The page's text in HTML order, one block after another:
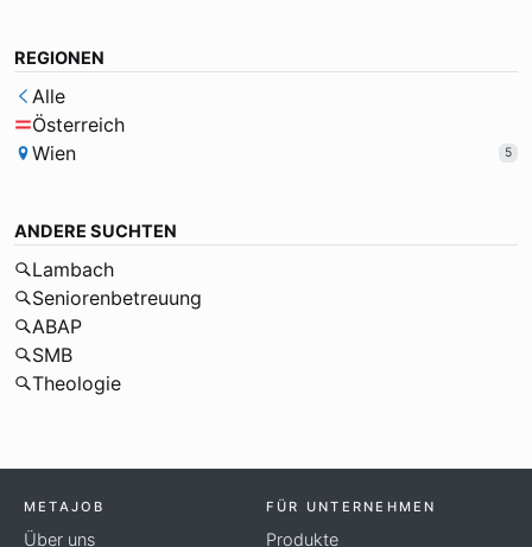
REGIONEN
Alle
Österreich
Wien
5
ANDERE SUCHTEN
Lambach
Seniorenbetreuung
ABAP
SMB
Theologie
METAJOB
Über uns
FÜR UNTERNEHMEN
Produkte